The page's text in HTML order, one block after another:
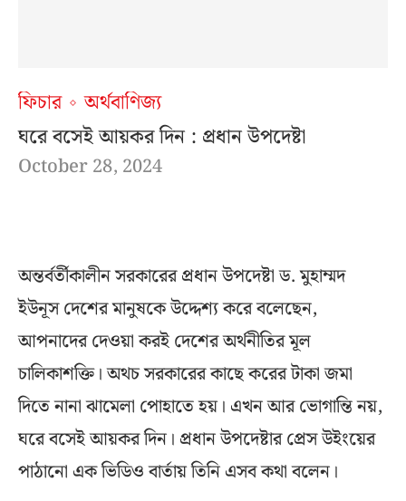
ফিচার
অর্থবাণিজ্য
ঘরে বসেই আয়কর দিন : প্রধান উপদেষ্টা
October 28, 2024
অন্তর্বর্তীকালীন সরকারের প্রধান উপদেষ্টা ড. মুহাম্মদ
ইউনূস দেশের মানুষকে উদ্দেশ্য করে বলেছেন,
আপনাদের দেওয়া করই দেশের অর্থনীতির মূল
চালিকাশক্তি। অথচ সরকারের কাছে করের টাকা জমা
দিতে নানা ঝামেলা পোহাতে হয়। এখন আর ভোগান্তি নয়,
ঘরে বসেই আয়কর দিন। প্রধান উপদেষ্টার প্রেস উইংয়ের
পাঠানো এক ভিডিও বার্তায় তিনি এসব কথা বলেন।